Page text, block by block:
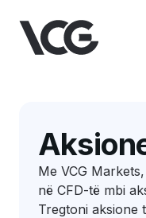
Me VCG
në CFD-të mbi
Tregtoni aksione